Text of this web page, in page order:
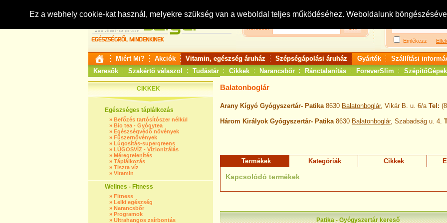
Ez a webhely cookie-kat használ, melyekre szükség van a weboldal teljes működéséhez. Weboldalunk
Keresés:
Bejelentkezés:
Emlékezz
Miért Mi? Akciók Vitamin, egészség áruház Szépségápolási áruház Gyártók Szállítási
Keresők
Szakértő válaszol Tudástár Cikkek Narancsbőr Ránctalanítás ForeverSlim SzépítőGépek
CIKKEK
Egészséges táplálkozás
» Befőzés tartósítószer nélkül
» Bio tea - Gyógytea
» Egészségvédő növények
» Fűszernövények
» Lúgosítás-supergreens
» LÚGOSVÍZ - Vízionizálás
» Méregtelenítés
» Táplálkozás
» Tiszta víz
» Vitamin
Wellnes - Fitness
» Fitness
» Lelki egészség
» Narancsbőr
» Programok
» Ultrahangos zsírbontás
Balatonboglár
Arany Kígyó Gyógyszertár- Patika8630 Balatonboglár, Vikár B. u. 6/a Tel:
Három Királyok Gyógyszertár- Patika8630 Balatonboglár, Szabadság u. 4.
Termékek Kategóriák Cikkek
Kapcsolódó termékek
Patika - Gyógyszertár kereső